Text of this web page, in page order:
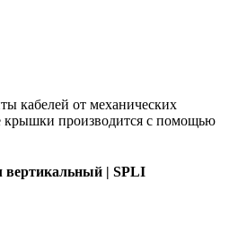
кабелей от механических
крышки производится с помощью
вертикальный | SPLI